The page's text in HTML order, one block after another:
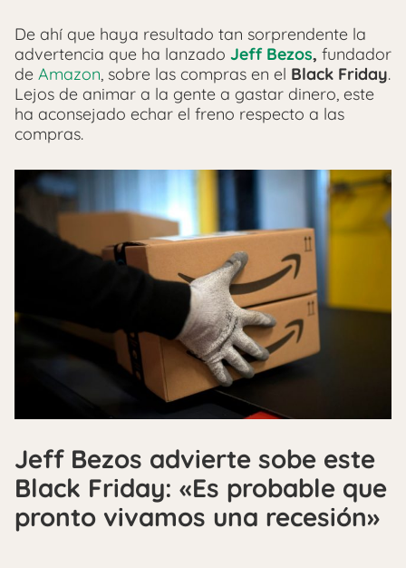
De ahí que haya resultado tan sorprendente la
advertencia que ha lanzado Jeff Bezos, fundador
de Amazon, sobre las compras en el Black Friday.
Lejos de animar a la gente a gastar dinero, este
ha aconsejado echar el freno respecto a las
compras.
Jeff Bezos advierte sobe este
Black Friday: «Es probable que
pronto vivamos una recesión»